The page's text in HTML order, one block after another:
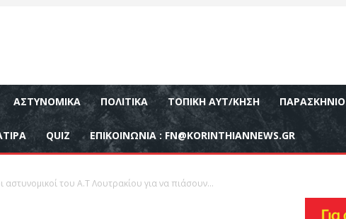
ΑΣΤΥΝΟΜΙΚΆ ΠΟΛΙΤΙΚΆ ΤΟΠΙΚΉ ΑΥΤ/ΚΗΣΗ ΠΑΡΑΣΚΉΝΙΟ
QUIZ ΕΠΙΚΟΙΝΩΝΊΑ : FN@KORINTHIANNEWS.GR
αστυνομικοί του Α.Τ Λουτρακίου για να πιάσουν...